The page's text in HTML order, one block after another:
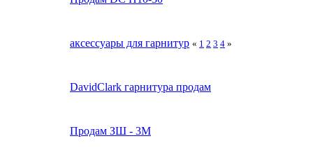
аксессуары для гарнитур « 1 2 3 4 »
DavidClark гарнитура продам
Продам ЗШ - 3М